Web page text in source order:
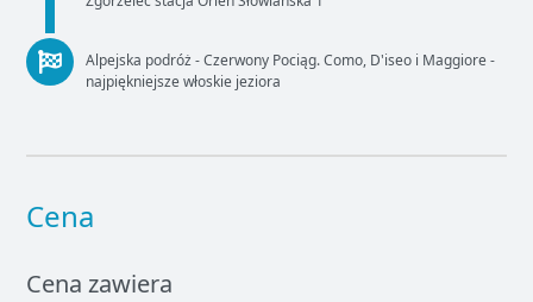
Alpejska podróż - Czerwony Pociąg. Como, D'iseo i Maggiore -
najpiękniejsze włoskie jeziora
Cena
Cena zawiera